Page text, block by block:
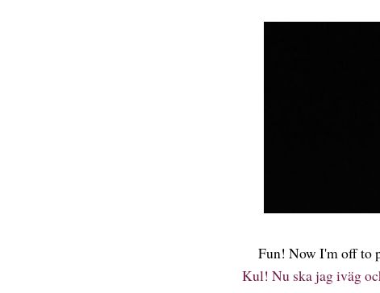
Fun! Now I'm off to
Kul! Nu ska jag iväg